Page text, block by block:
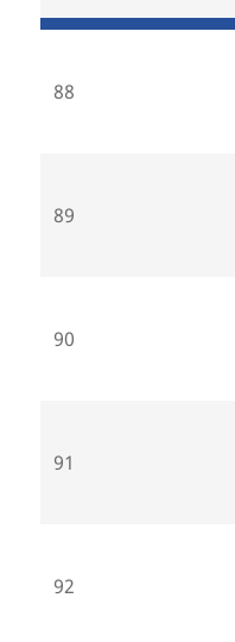
88
89
90
91
92